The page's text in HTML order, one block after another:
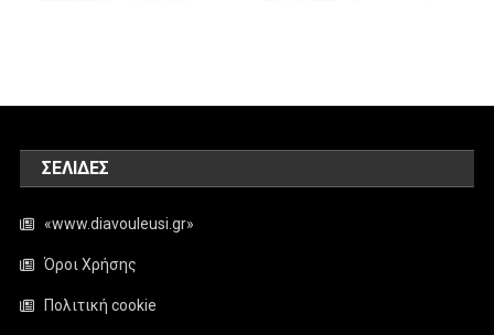
ΣΕΛΊΔΕΣ
«www.diavouleusi.gr»
Όροι Χρήσης
Πολιτική cookie